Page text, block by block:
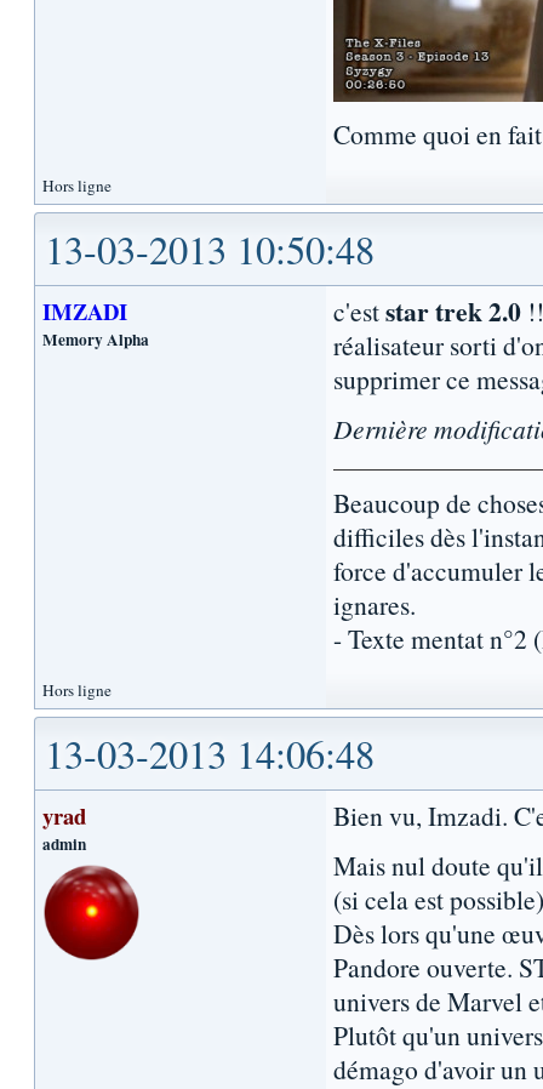
Comme quoi en
Hors ligne
13-03-2013 10:50:48
IMZADI
Memory Alpha
c'eststar trek 2.0
réalisateur sorti
supprimer ce
Dernière
Beaucoup de
difficiles dès
force d'accumuler
ignares.
- Texte mentat n°2
Hors ligne
13-03-2013 14:06:48
yrad
admin
Bien vu, Imzadi.
Mais nul doute
(si cela est
Dès lors qu'une
Pandore ouverte.
univers de Marvel
Plutôt qu'un
démago d'avoir un